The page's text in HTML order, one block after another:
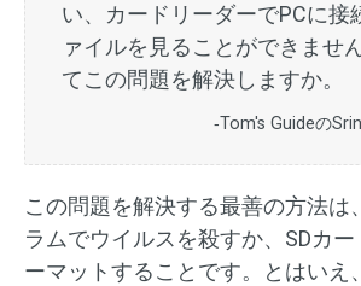
い、カードリーダーでPCに接
ァイルを見ることができませ
てこの問題を解決しますか。
‐Tom's Guideの
この問題を解決する最善の方法は
ラムでウイルスを殺すか、SDカ
ーマットすることです。とはいえ